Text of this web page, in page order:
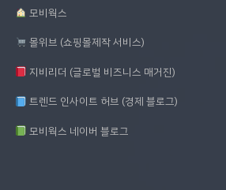
모비웍스
몰위브 (쇼핑몰제작 서비스)
지비리더 (글로벌 비즈니스 매거진)
트렌드 인사이트 허브 (경제 블로그)
모비웍스 네이버 블로그